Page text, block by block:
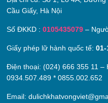
Cầu Giấy, Hà Nội
Số ĐKKD :0105435079 –
Giấy phép lữ hành quốc tế:01-
Điện thoại: (024) 666 355 11 –
0934.507.489 *0855.002.652
Email: